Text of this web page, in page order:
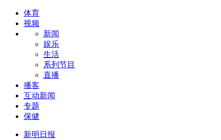
体育
视频
新闻
娱乐
生活
系列节目
直播
播客
互动新闻
专题
保健
新明日报